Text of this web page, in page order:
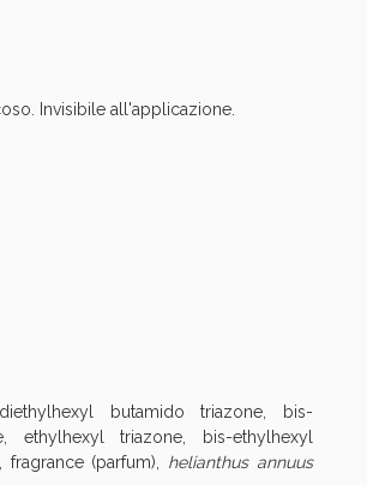
Invisibile all'applicazione.
butamido triazone, bis-
ethylhexyl triazone, bis-ethylhexyl
(parfum), helianthus annuus